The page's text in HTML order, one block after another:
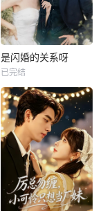
是闪婚的关系呀
已完结